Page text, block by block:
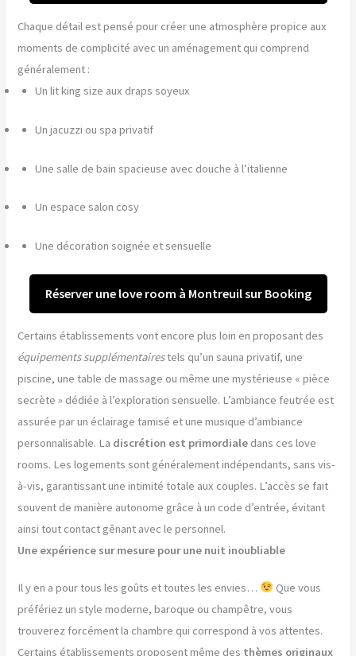
Chaque détail est pensé pour créer une atmosphère propice aux
moments de complicité avec un aménagement qui comprend
généralement :
Un lit king size aux draps soyeux
Un jacuzzi ou spa privatif
Une salle de bain spacieuse avec douche à l’italienne
Un espace salon cosy
Une décoration soignée et sensuelle
Réserver une love room à Montreuil sur Booking
Certains établissements vont encore plus loin en proposant des
équipements supplémentairestels qu’un sauna privatif, une
piscine, une table de massage ou même une mystérieuse « pièce
secrète » dédiée à l’exploration sensuelle. L’ambiance feutrée est
assurée par un éclairage tamisé et une musique d’ambiance
personnalisable. La discrétion est primordiale dans ces love
rooms. Les logements sont généralement indépendants, sans vis-
à-vis, garantissant une intimité totale aux couples. L’accès se fait
souvent de manière autonome grâce à un code d’entrée, évitant
ainsi tout contact gênant avec le personnel.
Une expérience sur mesure pour une nuit inoubliable
Il y en a pour tous les goûts et toutes les envies…
Que vous
préfériez un style moderne, baroque ou champêtre, vous
trouverez forcément la chambre qui correspond à vos attentes.
Certains établissements proposent même des thèmes originaux